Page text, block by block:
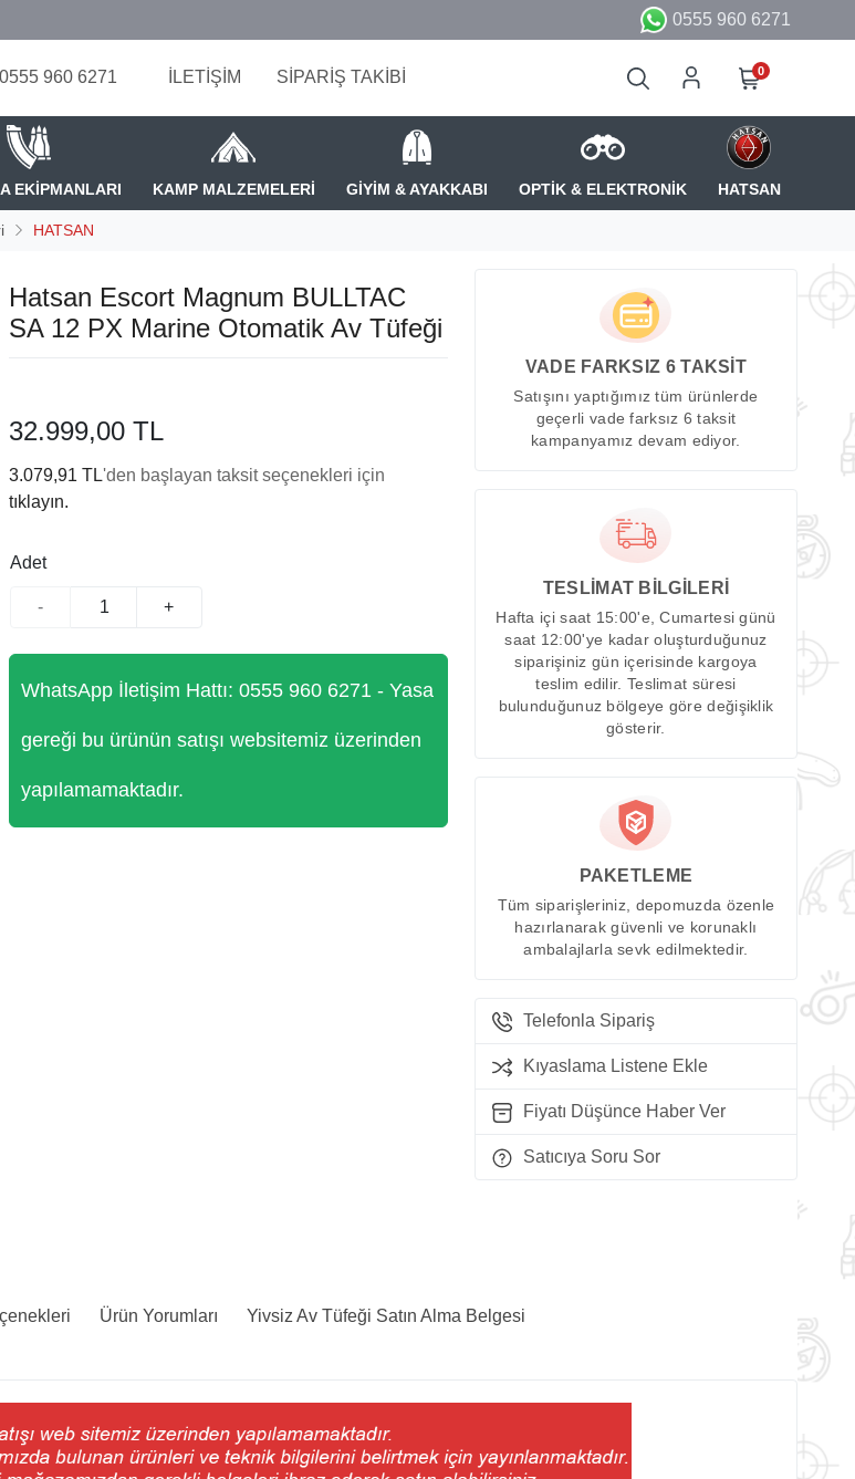
0555 960 6271
960 6271 İLETİŞİM SİPARİŞ TAKİBİ 0
EKİPMANLARI KAMP MALZEMELERİ GİYİM & AYAKKABI OPTİK & ELEKTRONİK HATSAN
HATSAN
Hatsan Escort Magnum BULLTAC
SA 12 PX Marine Otomatik Av Tüfeği
32.999,00 TL
3.079,91 TL'den başlayan taksit seçenekleri için
tıklayın.
Adet
- +
WhatsApp İletişim Hattı: 0555 960 6271 - Yasa
gereği bu ürünün satışı websitemiz üzerinden
yapılamamaktadır.
VADE FARKSIZ 6 TAKSİT
Satışını yaptığımız tüm ürünlerde
geçerli vade farksız 6 taksit
kampanyamız devam ediyor.
TESLİMAT BİLGİLERİ
Hafta içi saat 15:00'e, Cumartesi günü
saat 12:00'ye kadar oluşturduğunuz
siparişiniz gün içerisinde kargoya
teslim edilir. Teslimat süresi
bulunduğunuz bölgeye göre değişiklik
gösterir.
PAKETLEME
Tüm siparişleriniz, depomuzda özenle
hazırlanarak güvenli ve korunaklı
ambalajlarla sevk edilmektedir.
Telefonla Sipariş
Kıyaslama Listene Ekle
Fiyatı Düşünce Haber Ver
Satıcıya Soru Sor
Ürün Yorumları Yivsiz Av Tüfeği Satın Alma Belgesi